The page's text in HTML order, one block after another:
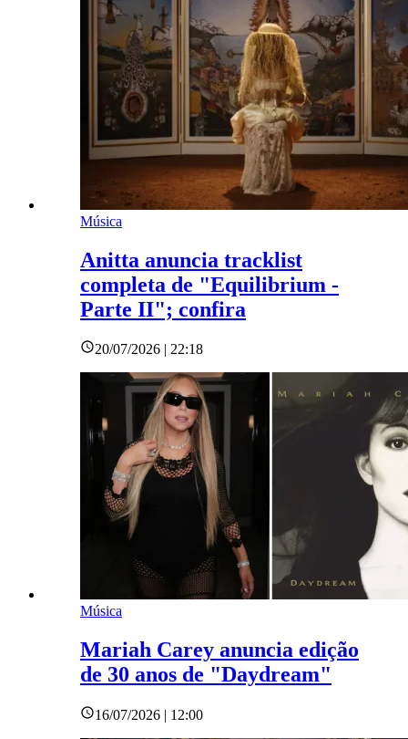
Música
Anitta anuncia tracklist
completa de "Equilibrium -
Parte II"; confira
20/07/2026 | 22:18
Música
Mariah Carey anuncia edição
de 30 anos de "Daydream"
16/07/2026 | 12:00